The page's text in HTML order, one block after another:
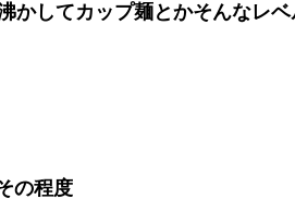
かしてカップ麺とかそんなレベ
の程度